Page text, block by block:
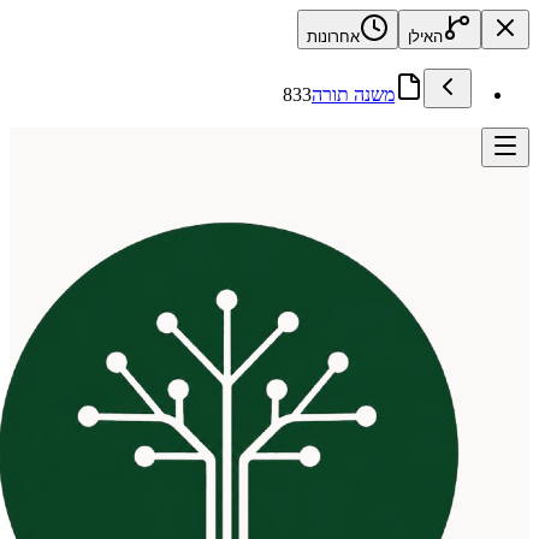
האילן אחרונות
משנה תורה833